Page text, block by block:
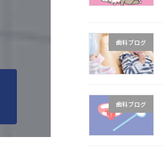
歯科ブログ
歯科ブログ